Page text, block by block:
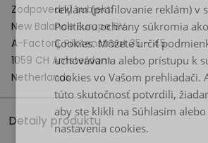
Zodpovedný subjekt:
New Balance Europe BV
A-Factorij, Pilotenstraat 35 – 45
1059 CH Amsterdam
Netherlands
Detaily produktu
reklám (profilovanie reklám) v
Politikou ochrany súkromia
Cookies. Môžete určiť
uchovávania alebo prístupu k
cookies vo Vašom prehliadači.
túto skutočnosť potvrdili,
aby ste klikli na Súhlasím
nastavenia cookies.